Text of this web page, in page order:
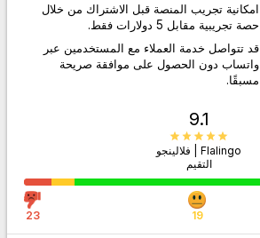
امكانية تجريب المنصة قبل الاشتراك من خلال
حصة تجريبية مقابل 5 دولارات فقط.
قد تتواصل خدمة العملاء مع المستخدمين عبر
واتساب دون الحصول على موافقة صريحة
مسبقًا.
9.1
Flalingo | فلالينجو
التقيم
19
23